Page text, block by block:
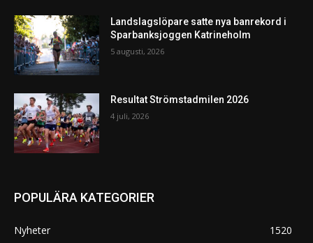
Landslagslöpare satte nya banrekord i
Sparbanksjoggen Katrineholm
5 augusti, 2026
Resultat Strömstadmilen 2026
4 juli, 2026
POPULÄRA KATEGORIER
Nyheter
1520